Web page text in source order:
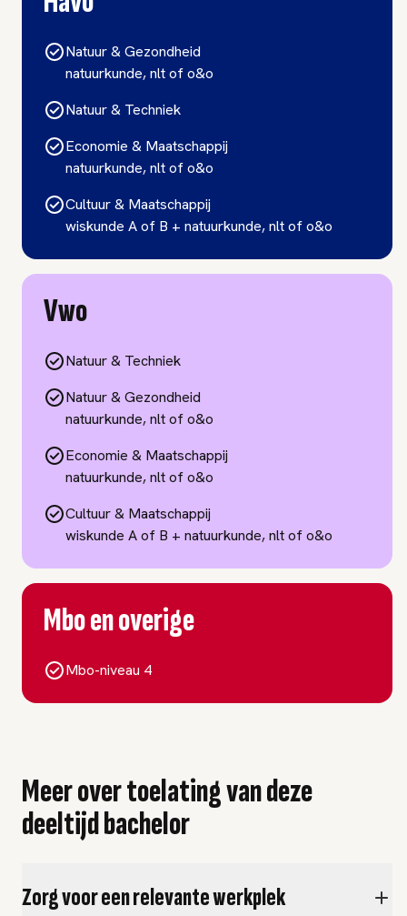
Natuur & Gezondheid
natuurkunde, nlt of o&o
Natuur & Techniek
Economie & Maatschappij
natuurkunde, nlt of o&o
Cultuur & Maatschappij
wiskunde A of B + natuurkunde, nlt of o&o
Vwo
Natuur & Techniek
Natuur & Gezondheid
natuurkunde, nlt of o&o
Economie & Maatschappij
natuurkunde, nlt of o&o
Cultuur & Maatschappij
wiskunde A of B + natuurkunde, nlt of o&o
Mbo en overige
Mbo-niveau 4
Meer over toelating van deze
deeltijd bachelor
Zorg voor een relevante werkplek